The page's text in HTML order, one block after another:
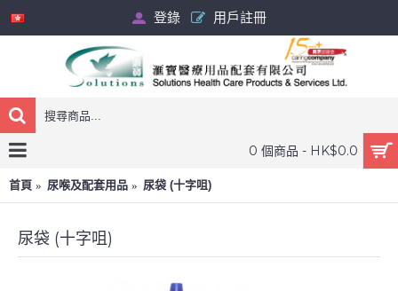
登錄 用戶註冊
0 個商品 - HK$0.0
首頁 尿喉及配套用品 尿袋 (十字咀)
尿袋 (十字咀)